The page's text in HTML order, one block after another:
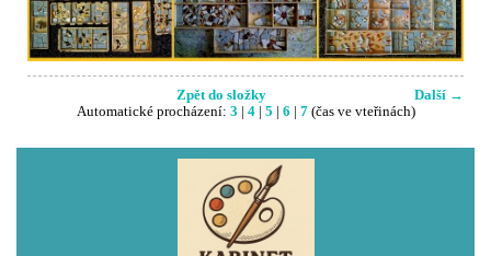
Další →
Zpět do složky
Automatické procházení: 3 4| 5 6 7(čas ve vteřinách)